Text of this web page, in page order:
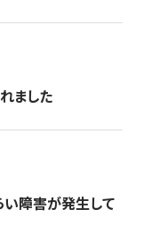
ました
い障害が発生して